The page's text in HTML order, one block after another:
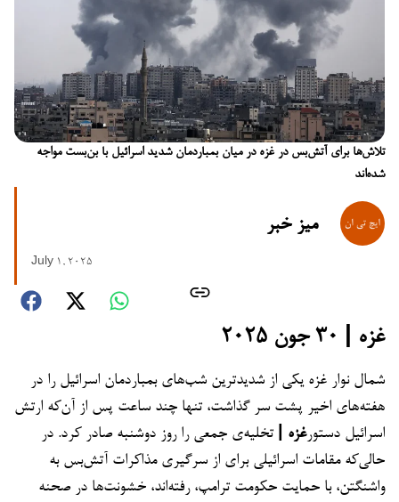
تلاش‌ها برای آتش‌بس در غزه در میان بمباردمان شدید اسرائیل با بن‌بست مواجه
شده‌اند
میز خبر
July 1, 2025
غزه | ۳۰ جون ۲۰۲۵
شمال نوار غزه یکی از شدیدترین شب‌های بمباردمان اسرائیل را در
هفته‌های اخیر پشت سر گذاشت، تنها چند ساعت پس از آن‌که ارتش
اسرائیل دستورغزه | تخلیه‌ی جمعی را روز دوشنبه صادر کرد. در
حالی‌که مقامات اسرائیلی برای از سرگیری مذاکرات آتش‌بس به
واشنگتن، با حمایت حکومت ترامپ، رفته‌اند، خشونت‌ها در صحنه